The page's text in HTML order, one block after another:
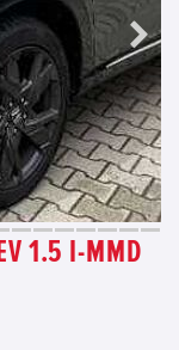
1.5 I-MMD